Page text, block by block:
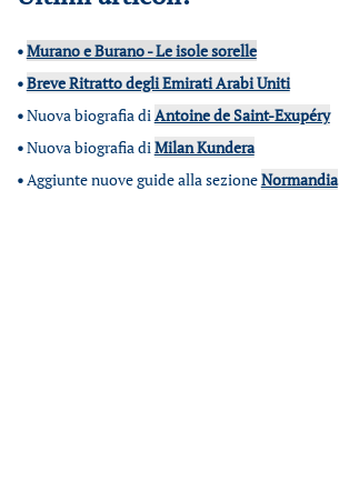
•Murano e Burano - Le isole sorelle
•Breve Ritratto degli Emirati Arabi Uniti
•Nuova biografia diAntoine de Saint-Exupéry
•Nuova biografia diMilan Kundera
•Aggiunte nuove guide alla sezioneNormandia